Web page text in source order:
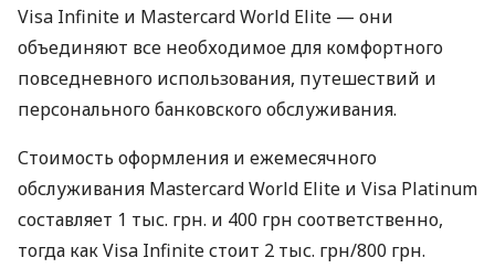
Visa Infinite и Mastercard World Elite — они
объединяют все необходимое для комфортного
повседневного использования, путешествий и
персонального банковского обслуживания.
Стоимость оформления и ежемесячного
обслуживания Mastercard World Elite и Visa Platinum
составляет 1 тыс. грн. и 400 грн соответственно,
тогда как Visa Infinite стоит 2 тыс. грн/800 грн.